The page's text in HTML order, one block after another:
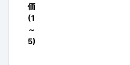
価
(1
～
5)